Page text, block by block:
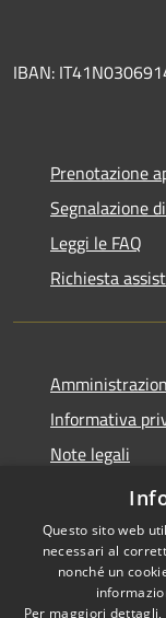
IBAN:
Prenotazione
Segnalazione
Leggi le FAQ
Richiesta
Informativa
Note legali
Dichiarazione
Questo sito web
necessari al
nonché un
Per maggiori